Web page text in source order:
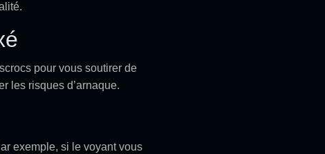
pour vous soutirer de
les risques d’arnaque.
exemple, si le voyant vous